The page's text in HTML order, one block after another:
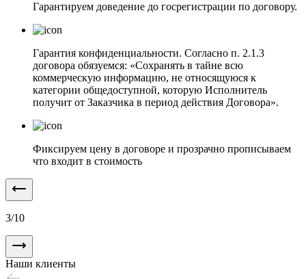
Гарантируем доведение до госрегистрации по договору.
Гарантия конфиденциальности. Согласно п. 2.1.3
договора обязуемся: «Сохранять в тайне всю
коммерческую информацию, не относящуюся к
категории общедоступной, которую Исполнитель
получит от Заказчика в период действия Договора».
Фиксируем цену в договоре и прозрачно прописываем
что входит в стоимость
3/10
Наши клиенты